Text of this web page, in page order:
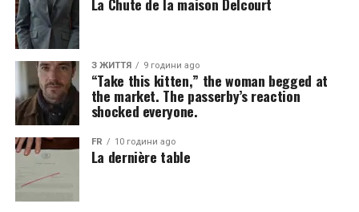
З ЖИТТЯ 9 години ago
“Take this kitten,” the woman begged at
the market. The passerby’s reaction
shocked everyone.
FR 10 години ago
La dernière table